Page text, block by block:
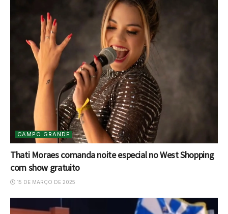
CAMPO GRANDE
Thati Moraes comanda noite especial no West Shopping
com show gratuito
15 DE MARÇO DE 2025